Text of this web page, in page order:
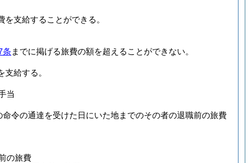
支給することができる。
条 までに掲げる旅費の額を超えることができない。
支給する。
当
令の通達を受けた日にいた地までのその者の退職前の旅費
の旅費